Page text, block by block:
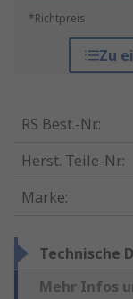
*Richtpreis
Zu
RS Best.-Nr.:
Herst. Teile-Nr.:
Marke:
Technische
Mehr Infos